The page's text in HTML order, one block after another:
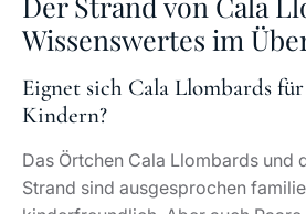
Wissenswertes im
Eignet sich Cala Llombards
Kindern?
Das Örtchen Cala Llombards und
Strand sind ausgesprochen